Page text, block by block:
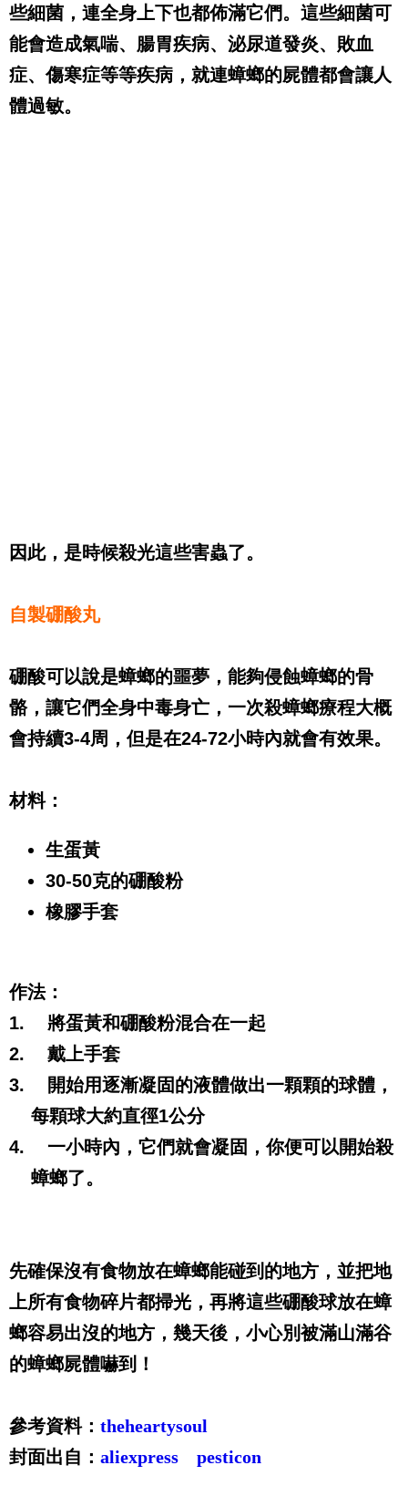
些細菌，連全身上下也都佈滿它們。這些細菌可
能會造成氣喘、腸胃疾病、泌尿道發炎、敗血
症、傷寒症等等疾病，就連蟑螂的屍體都會讓人
體過敏。
因此，是時候殺光這些害蟲了。
自製硼酸丸
硼酸可以說是蟑螂的噩夢，能夠侵蝕蟑螂的骨
骼，讓它們全身中毒身亡，一次殺蟑螂療程大概
會持續3-4周，但是在24-72小時內就會有效果。
材料：
生蛋黃
30-50克的硼酸粉
橡膠手套
作法：
1.
將蛋黃和硼酸粉混合在一起
2.
戴上手套
3.
開始用逐漸凝固的液體做出一顆顆的球體，
每顆球大約直徑1公分
4.
一小時內，它們就會凝固，你便可以開始殺
蟑螂了。
先確保沒有食物放在蟑螂能碰到的地方，並把地
上所有食物碎片都掃光，再將這些硼酸球放在蟑
螂容易出沒的地方，幾天後，小心別被滿山滿谷
的蟑螂屍體嚇到！
參考資料： theheartysoul
封面出自： aliexpress pesticon